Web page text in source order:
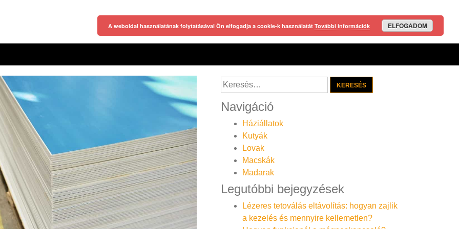
Keresés:
Navigáció
Háziállatok
Kutyák
Lovak
Macskák
Madarak
Legutóbbi bejegyzések
Lézeres tetoválás eltávolítás: hogyan zajlik
a kezelés és mennyire kellemetlen?
A weboldal használatának folytatásával Ön elfogadja a cookie-k használatát További információk ELFOGADOM